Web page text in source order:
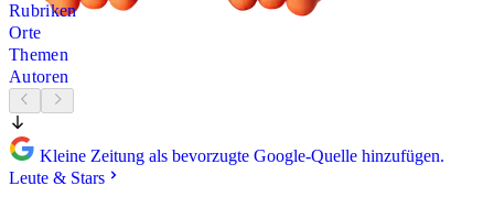
Rubriken
Orte
Themen
Autoren
Kleine Zeitung als bevorzugte Google-Quelle hinzufügen.
Leute & Stars